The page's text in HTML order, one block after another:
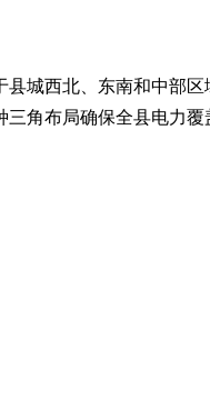
县城西北、东南和中部
角布局确保全县电力